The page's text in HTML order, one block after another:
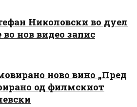
Николовски во дуел
во нов видео запис
ново вино „Пред
од филмскиот